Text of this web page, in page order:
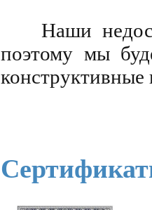
Наши
поэтому мы
конструктивные